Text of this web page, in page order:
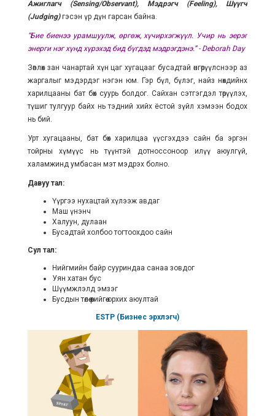
Ажиглагч (Sensing/Observant), Мэдрэгч (Feeling), Шүүгч
(Judging)гэсэн үр дүн гарсан байна.
“Бие биенээ урамшуулж, өргөж, хүчирхэгжүүл. Учир нь эерэг
энерги нэг хүнд хүрэхэд бид бүгдэд мэдрэгдэнэ.” - Deborah Day
Зөвлөх зан чанартай хүн цаг хугацааг бусадтай өнгөрүүлснээр аз
жаргалыг мэдэрдэг нэгэн юм. Гэр бүл, бүлэг, найз нөхдийнхөө
харилцааны бат бөх суурь болдог. Сайхан сэтгэгдэл төрүүлэх,
түшиг тулгуур байх нь тэдний хийх ёстой зүйл хэмээн бодох
нь бий.
Урт хугацааны, бат бөх харилцаа үүсгэхдээ сайн ба эргэн
тойрны хүмүүс нь түүнтэй дотноссоноор илүү аюулгүй,
халамжинд умбасан мэт мэдрэх болно.
Давуу тал:
Үүргээ нухацтай хүлээж авдаг
Маш үнэнч
Халуун, дулаан
Бусадтай холбоо тогтоохдоо сайн
Сул тал:
Нийгмийн байр сууриндаа санаа зовдог
Уян хатан бус
Шүүмжлэлд эмзэг
Бусдын төлөө өөрийгөө орхих аюултай
ESTP (Бизнес эрхлэгч)